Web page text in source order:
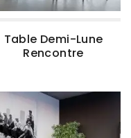
Table Demi-Lune
Rencontre